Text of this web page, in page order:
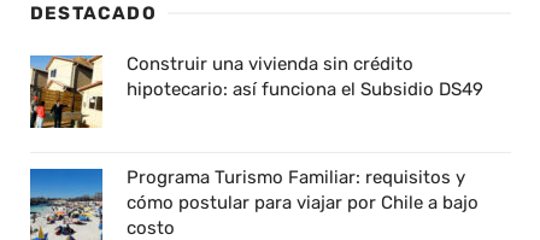
DESTACADO
Construir una vivienda sin crédito
hipotecario: así funciona el Subsidio DS49
Programa Turismo Familiar: requisitos y
cómo postular para viajar por Chile a bajo
costo